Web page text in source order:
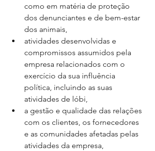
como em matéria de proteção
dos denunciantes e de bem-estar
dos animais,
atividades desenvolvidas e
compromissos assumidos pela
empresa relacionados com o
exercício da sua influência
política, incluindo as suas
atividades de lóbi,
a gestão e qualidade das relações
com os clientes, os fornecedores
e as comunidades afetadas pelas
atividades da empresa,